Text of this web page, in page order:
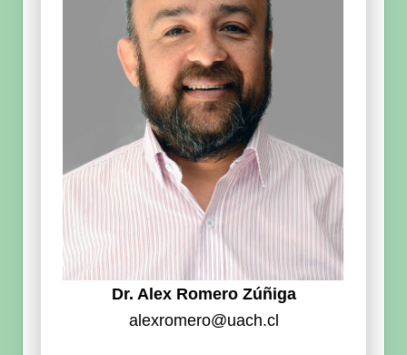
Dr. Alex Romero Zúñiga
alexromero@uach.cl